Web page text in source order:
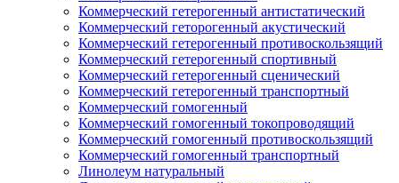
Коммерческий гетерогенный антистатический
Коммерческий геторогенный акустический
Коммерческий гетерогенный противоскользящий
Коммерческий гетерогенный спортивный
Коммерческий гетерогенный сценический
Коммерческий гетерогенный транспортный
Коммерческий гомогенный
Коммерческий гомогенный токопроводящий
Коммерческий гомогенный противоскользящий
Коммерческий гомогенный транспортный
Линолеум натуральный